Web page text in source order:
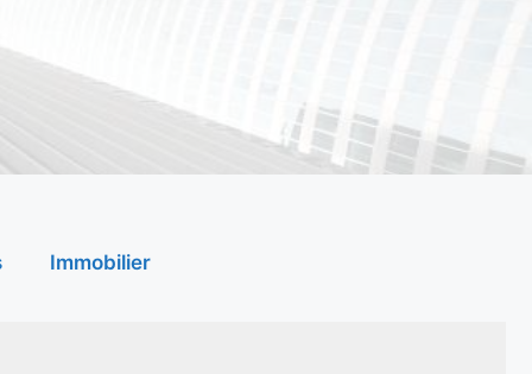
Immobilier